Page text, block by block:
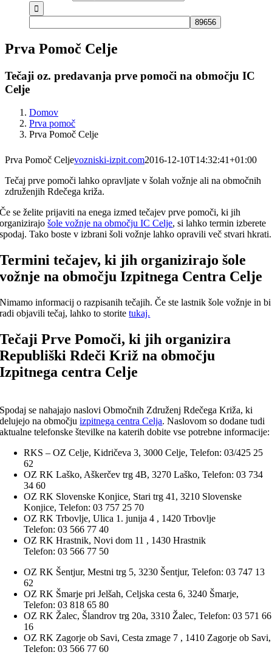
Prva Pomoč Celje
Tečaji oz. predavanja prve pomoči na območju IC
Celje
Domov
Prva pomoč
Prva Pomoč Celje
Prva Pomoč Celjevozniski-izpit.com2016-12-10T14:32:41+01:00
Tečaj prve pomoči lahko opravljate v šolah vožnje ali na območnih
združenjih Rdečega križa.
Če se želite prijaviti na enega izmed tečajev prve pomoči, ki jih
organizirajošole vožnje na območju IC Celje, si lahko termin izberete
spodaj. Tako boste v izbrani šoli vožnje lahko opravili več stvari hkrati.
Termini tečajev, ki jih organizirajo šole
vožnje na območju Izpitnega Centra Celje
Nimamo informacij o razpisanih tečajih. Če ste lastnik šole vožnje in bi
radi objavili tečaj, lahko to storitetukaj.
Tečaji Prve Pomoči, ki jih organizira
Republiški Rdeči Križ na območju
Izpitnega centra Celje
Spodaj se nahajajo naslovi Območnih Združenj Rdečega Križa, ki
delujejo na območjuizpitnega centra Celja. Naslovom so dodane tudi
aktualne telefonske številke na katerih dobite vse potrebne informacije:
RKS – OZ Celje, Kidričeva 3, 3000 Celje, Telefon: 03/425 25
62
OZ RK Laško, Aškerčev trg 4B, 3270 Laško, Telefon: 03 734
34 60
OZ RK Slovenske Konjice, Stari trg 41, 3210 Slovenske
Konjice, Telefon: 03 757 25 70
OZ RK Trbovlje, Ulica 1. junija 4 , 1420 Trbovlje
Telefon: 03 566 77 40
OZ RK Hrastnik, Novi dom 11 , 1430 Hrastnik
Telefon: 03 566 77 50
OZ RK Šentjur, Mestni trg 5, 3230 Šentjur, Telefon: 03 747 13
62
OZ RK Šmarje pri Jelšah, Celjska cesta 6, 3240 Šmarje,
Telefon: 03 818 65 80
OZ RK Žalec, Šlandrov trg 20a, 3310 Žalec, Telefon: 03 571 66
16
OZ RK Zagorje ob Savi, Cesta zmage 7 , 1410 Zagorje ob Savi,
Telefon: 03 566 77 60